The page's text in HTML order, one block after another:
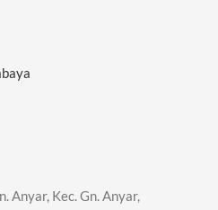
Anyar, Kec. Gn. Anyar,